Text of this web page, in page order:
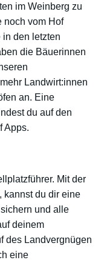
im Weinberg zu
noch vom Hof
den letzten
die Bäuerinnen
Landwirt:innen
an. Eine
du auf den
Apps.
Mit der
kannst du dir eine
und alle
deinem
des Landvergnügen
eine